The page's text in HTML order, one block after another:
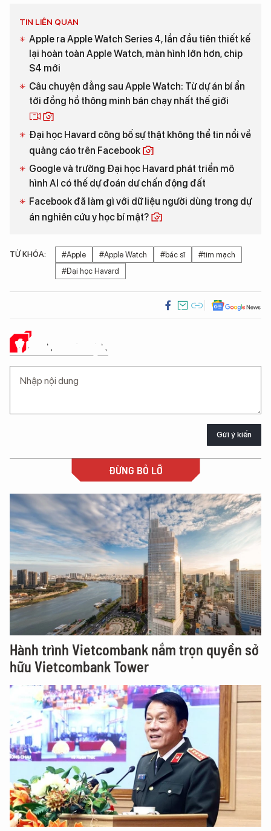
TIN LIÊN QUAN
Apple ra Apple Watch Series 4, lần đầu tiên thiết kế
lại hoàn toàn Apple Watch, màn hình lớn hơn, chip
S4 mới
Câu chuyện đằng sau Apple Watch: Từ dự án bí ẩn
tới đồng hồ thông minh bán chạy nhất thế giới
Đại học Havard công bố sự thật không thể tin nổi về
quảng cáo trên Facebook
Google và trường Đại học Havard phát triển mô
hình AI có thế dự đoán dư chấn động đất
Facebook đã làm gì với dữ liệu người dùng trong dự
án nghiên cứu y học bí mật?
TỪ KHÓA: #Apple #Apple Watch #bác sĩ
#tim mạch
#Đại học Havard
Ý KIẾN CỦA BẠN
Gửi ý kiến
ĐỪNG BỎ LỠ
Hành trình Vietcombank nắm trọn quyền sở
hữu Vietcombank Tower